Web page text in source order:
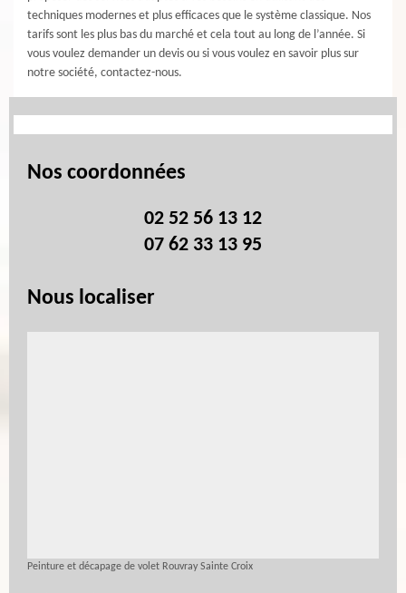
techniques modernes et plus efficaces que le système classique. Nos
tarifs sont les plus bas du marché et cela tout au long de l’année. Si
vous voulez demander un devis ou si vous voulez en savoir plus sur
notre société, contactez-nous.
Nos coordonnées
02 52 56 13 12
07 62 33 13 95
Nous localiser
Peinture et décapage de volet Rouvray Sainte Croix